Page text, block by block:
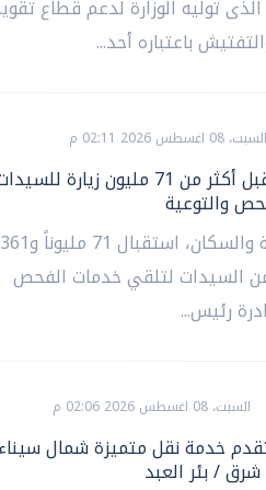
الذى توليه الوزارة لدعم قطاع
باعتباره أحد...
السبت، 08 اغسطس 2026 02:11 م
وزارة الصحة تستقبل أكثر من 71 مليون زيارة
والتوعية
أعلنت وزارة الصحة والسكان، استقبال 71 مليوناً و361
زيارات من السيدات لتلقي خدمات الفحص
رئيس...
السبت، 08 اغسطس 2026 02:06 م
خدمة نقل متميزة شمال سيناء
/ بئر العبد